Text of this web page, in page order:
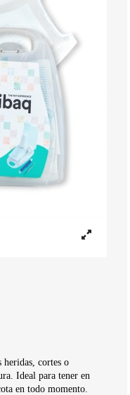
heridas, cortes o
Ideal para tener en
en todo momento.